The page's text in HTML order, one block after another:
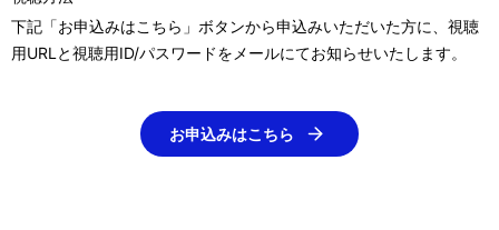
下記「お申込みはこちら」ボタンから申込みいただいた方に、視聴
用URLと視聴用ID/パスワードをメールにてお知らせいたします。
お申込みはこちら